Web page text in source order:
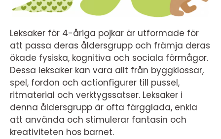
Leksaker för 4-åriga pojkar är utformade för
att passa deras åldersgrupp och främja deras
ökade fysiska, kognitiva och sociala förmågor.
Dessa leksaker kan vara allt från byggklossar,
spel, fordon och actionfigurer till pussel,
ritmaterial och verktygssatser. Leksaker i
denna åldersgrupp är ofta färgglada, enkla
att använda och stimulerar fantasin och
kreativiteten hos barnet.